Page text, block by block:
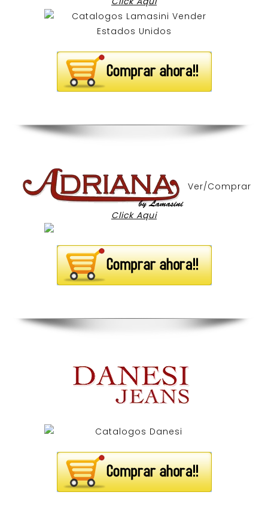
Ver/Comprar
Click Aqui